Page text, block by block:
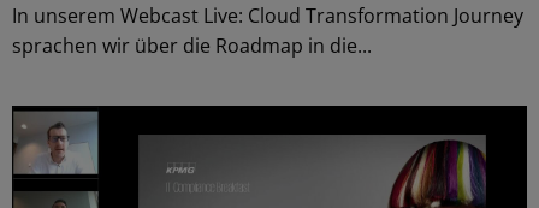
In unserem Webcast Live: Cloud Transformation Journey
sprachen wir über die Roadmap in die...